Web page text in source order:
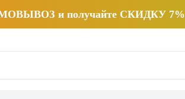
и получайте СКИДКУ 7%